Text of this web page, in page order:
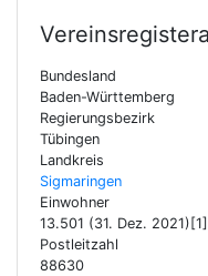
Bundesland
Baden-Württemberg
Regierungsbezirk
Tübingen
Landkreis
Sigmaringen
Einwohner
13.501 (31. Dez. 2021)[1]
Postleitzahl
88630